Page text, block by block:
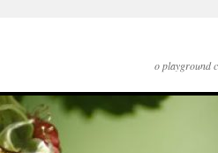
o playground